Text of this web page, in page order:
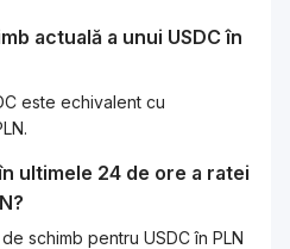
actuală a unui USDCîn
este echivalent cu
ultimele 24 de ore a ratei
?
schimb pentru USDC în PLN